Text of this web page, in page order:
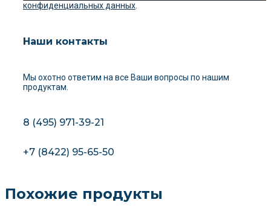
конфиденциальных данных
Наши контакты
Мы охотно ответим на все Ваши вопросы по нашим
продуктам.
8 (495) 971-39-21
+7 (8422) 95-65-50
Похожие продукты